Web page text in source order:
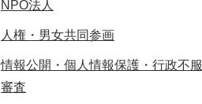
NPO法人
人権・男女共同参画
情報公開・個人情報保護・行政不服
審査